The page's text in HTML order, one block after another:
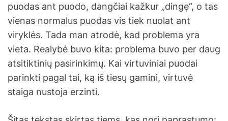
puodas ant puodo, dangčiai kažkur „dingę“, o tas
vienas normalus puodas vis tiek nuolat ant
viryklės. Tada man atrodė, kad problema yra
vieta. Realybė buvo kita: problema buvo per daug
atsitiktinių pasirinkimų. Kai virtuviniai puodai
parinkti pagal tai, ką iš tiesų gamini, virtuvė
staiga nustoja erzinti.